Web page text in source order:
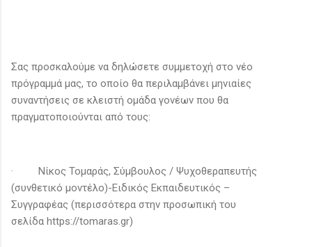
Σας προσκαλούμε να δηλώσετε συμμετοχή στο νέο
πρόγραμμά μας, το οποίο θα περιλαμβάνει μηνιαίες
συναντήσεις σε κλειστή ομάδα γονέων που θα
πραγματοποιούνται από τους:
· Νίκος Τομαράς, Σύμβουλος / Ψυχοθεραπευτής
(συνθετικό μοντέλο)-Ειδικός Εκπαιδευτικός –
Συγγραφέας (περισσότερα στην προσωπική του
σελίδα https://tomaras.gr)